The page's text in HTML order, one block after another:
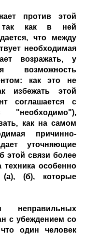
против этой
так как в ней
что между
необходимая
возражать, у
возможность
как это не
избежать этой
соглашается с
как на самом
причинно-
уточняющие
этой связи более
техника особенно
(а), (б), которые
неправильных
с убеждением со
один человек